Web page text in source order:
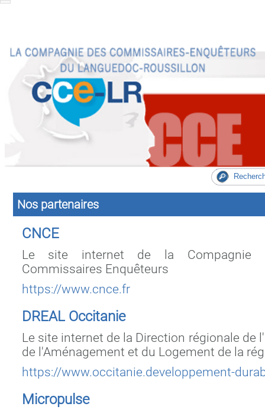
Nos partenaires
CNCE
Le site internet de la Compagnie
Commissaires Enquêteurs
https://www.cnce.fr
DREAL Occitanie
Le site internet de la Direction régionale de
de l'Aménagement et du Logement de la
https://www.occitanie.developpement-
Micropulse